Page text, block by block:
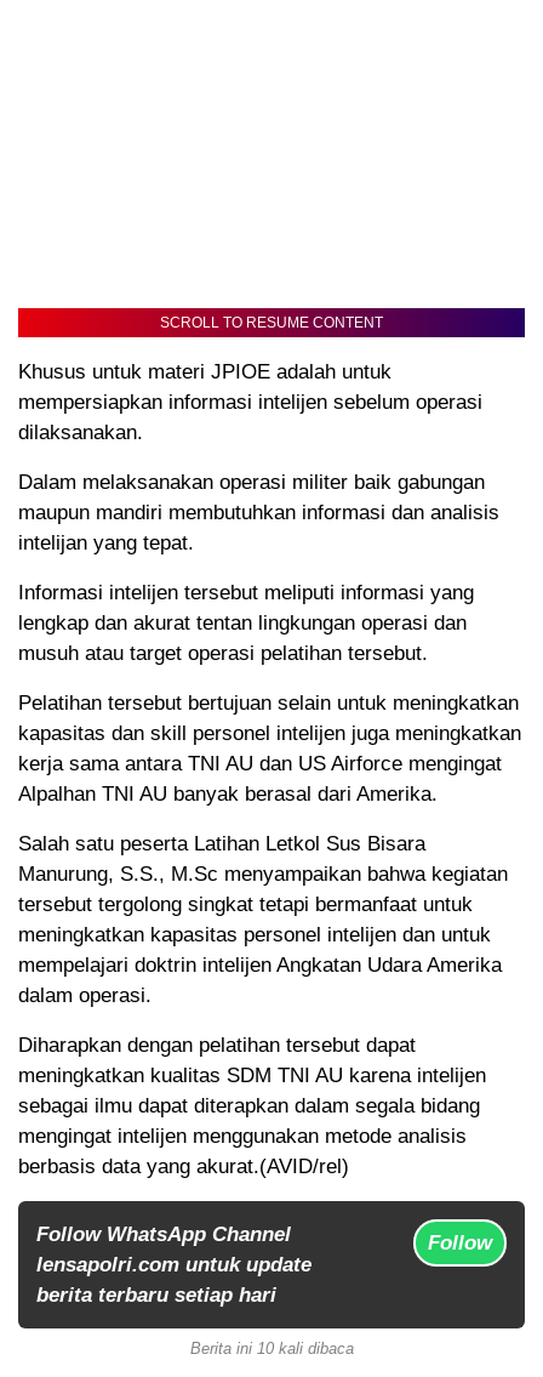
SCROLL TO RESUME CONTENT
Khusus untuk materi JPIOE adalah untuk
mempersiapkan informasi intelijen sebelum operasi
dilaksanakan.
Dalam melaksanakan operasi militer baik gabungan
maupun mandiri membutuhkan informasi dan analisis
intelijan yang tepat.
Informasi intelijen tersebut meliputi informasi yang
lengkap dan akurat tentan lingkungan operasi dan
musuh atau target operasi pelatihan tersebut.
Pelatihan tersebut bertujuan selain untuk meningkatkan
kapasitas dan skill personel intelijen juga meningkatkan
kerja sama antara TNI AU dan US Airforce mengingat
Alpalhan TNI AU banyak berasal dari Amerika.
Salah satu peserta Latihan Letkol Sus Bisara
Manurung, S.S., M.Sc menyampaikan bahwa kegiatan
tersebut tergolong singkat tetapi bermanfaat untuk
meningkatkan kapasitas personel intelijen dan untuk
mempelajari doktrin intelijen Angkatan Udara Amerika
dalam operasi.
Diharapkan dengan pelatihan tersebut dapat
meningkatkan kualitas SDM TNI AU karena intelijen
sebagai ilmu dapat diterapkan dalam segala bidang
mengingat intelijen menggunakan metode analisis
berbasis data yang akurat.(AVID/rel)
Follow WhatsApp Channel
lensapolri.com untuk update
berita terbaru setiap hari
Follow
Berita ini 10 kali dibaca